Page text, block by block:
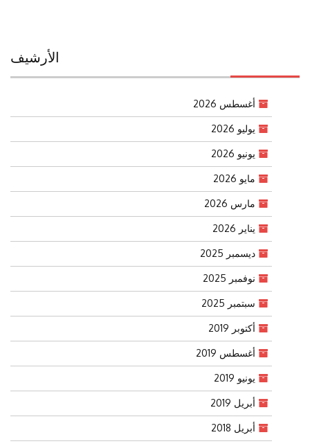
الأرشيف
أغسطس 2026
يوليو 2026
يونيو 2026
مايو 2026
مارس 2026
يناير 2026
ديسمبر 2025
نوفمبر 2025
سبتمبر 2025
أكتوبر 2019
أغسطس 2019
يونيو 2019
أبريل 2019
أبريل 2018